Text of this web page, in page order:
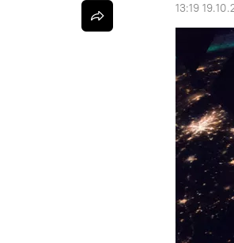
13:19